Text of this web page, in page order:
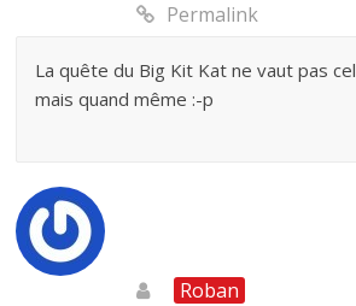
Permalink
La quête du Big Kit Kat ne vaut pas
mais quand même :-p
Roban